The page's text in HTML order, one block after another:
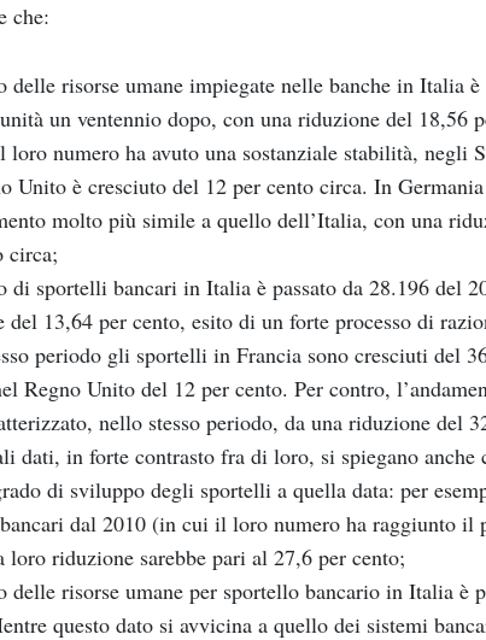
che:
delle risorse umane impiegate nelle banche in Italia
un ventennio dopo, con una riduzione del 18,56
loro numero ha avuto una sostanziale stabilità, negli
Unito è cresciuto del 12 per cento circa. In
molto più simile a quello dell’Italia, con una
circa;
di sportelli bancari in Italia è passato da 28.196 del
del 13,64 per cento, esito di un forte processo di
periodo gli sportelli in Francia sono cresciuti del
Regno Unito del 12 per cento. Per contro,
nello stesso periodo, da una riduzione del
dati, in forte contrasto fra di loro, si spiegano
di sviluppo degli sportelli a quella data: per
dal 2010 (in cui il loro numero ha raggiunto il
loro riduzione sarebbe pari al 27,6 per cento;
delle risorse umane per sportello bancario in Italia è
questo dato si avvicina a quello dei sistemi